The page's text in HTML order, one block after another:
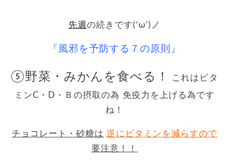
先週 の続きです(‘ω’)ノ
『風邪を予防する７の原則』
⑤野菜・みかんを食べる！
これはビタ
ミンC・D・Ｂの摂取の為 免疫力を上げる為です
ね！
チョコレート・砂糖は 逆にビタミンを減らすので
要注意！！